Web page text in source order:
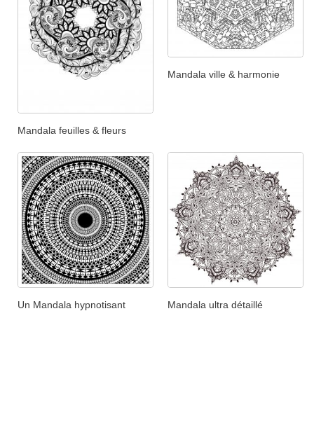
Mandala feuilles & fleurs
Mandala ville & harmonie
Un Mandala hypnotisant Mandala ultra détaillé